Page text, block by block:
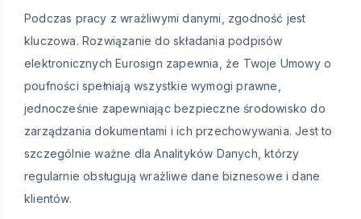
Podczas pracy z wrażliwymi danymi, zgodność jest
kluczowa. Rozwiązanie do składania podpisów
elektronicznych Eurosign zapewnia, że Twoje Umowy o
poufności spełniają wszystkie wymogi prawne,
jednocześnie zapewniając bezpieczne środowisko do
zarządzania dokumentami i ich przechowywania. Jest to
szczególnie ważne dla Analityków Danych, którzy
regularnie obsługują wrażliwe dane biznesowe i dane
klientów.